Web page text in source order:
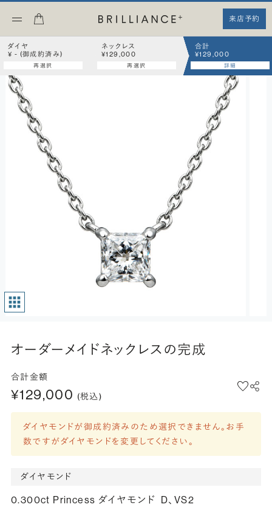
来店予約
ダイヤ
¥ - (御成約済み)
再選択
ネックレス
¥129,000
再選択
合計
¥129,000
詳細
オーダーメイドネックレスの完成
合計金額
¥129,000 (税込)
ダイヤモンドが御成約済みのため選択できません。お手
数ですがダイヤモンドを変更してください。
ダイヤモンド
0.300ct Princess ダイヤモンド D、VS2